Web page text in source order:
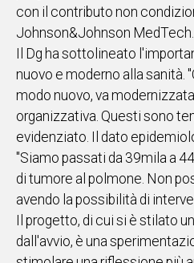
Vai
UNISCITI
AL CANALE
WHATSAPP
Social
con il contributo non
Johnson&Johnson MedTech.
Il Dg ha sottolineato
nuovo e moderno alla sanità.
modo nuovo, va
organizzativa. Questi sono
evidenziato. Il dato
"Siamo passati da 39mila a
di tumore al polmone. Non
avendo la possibilità di
Il progetto, di cui si è stilato
dall'avvio, è una